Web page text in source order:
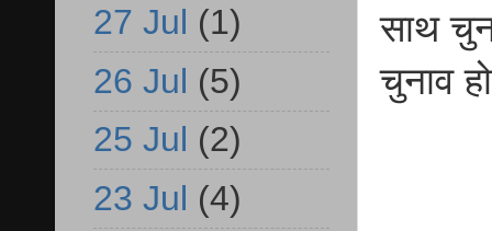
साथ
चुनाव
27 Jul (1)
26 Jul (5)
25 Jul (2)
23 Jul (4)